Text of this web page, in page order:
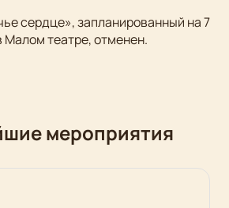
сердце», запланированный на 7
Малом театре, отменен.
мероприятия